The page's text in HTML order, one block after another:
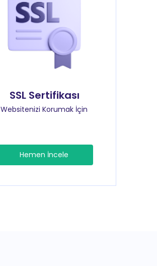
SSL Sertifikası
Websitenizi Korumak İçin
Hemen İncele